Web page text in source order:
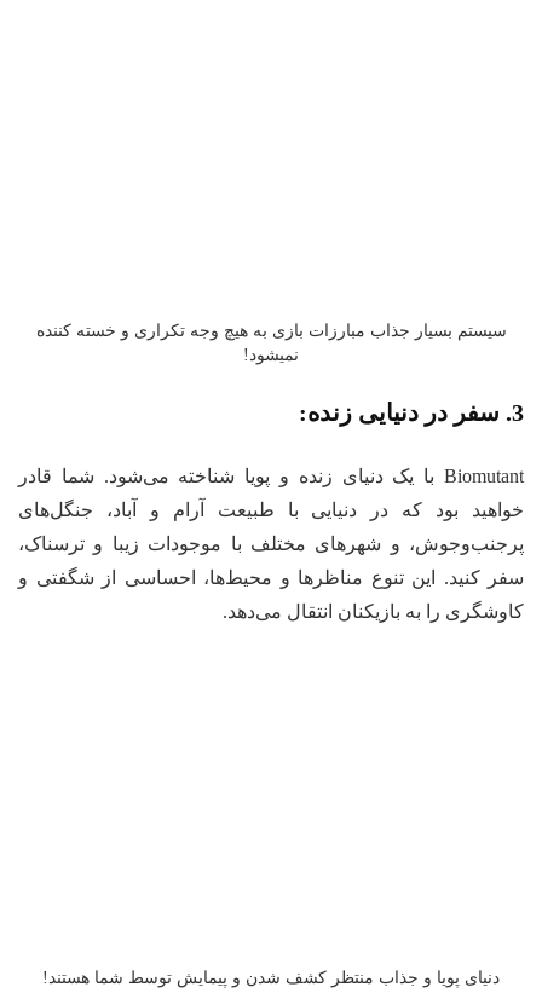
سیستم بسیار جذاب مبارزات بازی به هیچ وجه تکراری و خسته کننده
نمیشود!
3. سفر در دنیایی زنده:
Biomutant با یک دنیای زنده و پویا شناخته می‌شود. شما قادر
خواهید بود که در دنیایی با طبیعت آرام و آباد، جنگل‌های
پرجنب‌وجوش، و شهرهای مختلف با موجودات زیبا و ترسناک،
سفر کنید. این تنوع مناظرها و محیط‌ها، احساسی از شگفتی و
کاوشگری را به بازیکنان انتقال می‌دهد.
دنیای پویا و جذاب منتظر کشف شدن و پیمایش توسط شما هستند!